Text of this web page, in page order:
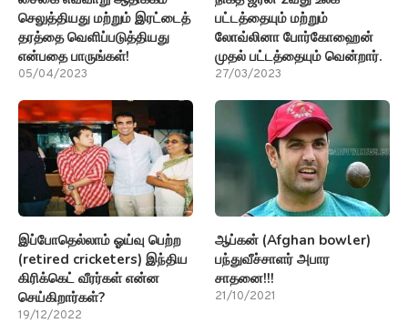
செலுத்தியது மற்றும் இரட்டைத்
தரத்தை வெளிப்படுத்தியது
என்பதை பாருங்கள்!
05/04/2023
பட்டத்தையும் மற்றும்
லோவ்லினா போர்கோஹைன்
முதல் பட்டத்தையும் வென்றார்.
27/03/2023
இப்போதெல்லாம் ஓய்வு பெற்ற
(retired cricketers) இந்திய
கிரிக்கெட் வீரர்கள் என்ன
செய்கிறார்கள்?
19/12/2022
ஆப்கன் (Afghan bowler)
பந்துவீச்சாளர் அபார
சாதனை!!!
21/10/2021